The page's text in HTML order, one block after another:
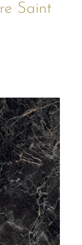
Saint